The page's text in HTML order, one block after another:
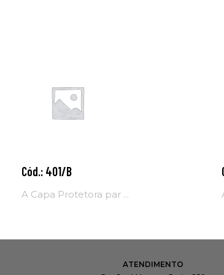
Cód.: 401/B
A Capa Protetora par ...
Adicionar
carrinho
ATENDIMENTO